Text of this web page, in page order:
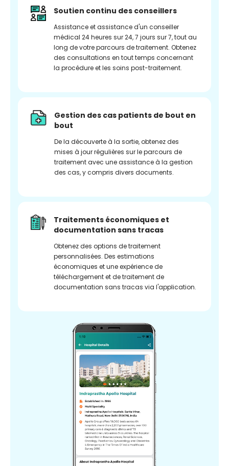
Soutien continu des conseillers
Assistance et assistance d'un conseiller
médical 24 heures sur 24, 7 jours sur 7, tout au
long de votre parcours de traitement. Obtenez
des consultations en tout temps concernant
la procédure et les soins post-traitement.
Gestion des cas patients de bout en
bout
De la découverte à la sortie, obtenez des
mises à jour régulières sur le parcours de
traitement avec une assistance à la gestion
des cas, y compris divers documents.
Traitements économiques et
documentation sans tracas
Obtenez des options de traitement
personnalisées. Des estimations
économiques et une expérience de
téléchargement et de traitement de
documentation sans tracas via l'application.